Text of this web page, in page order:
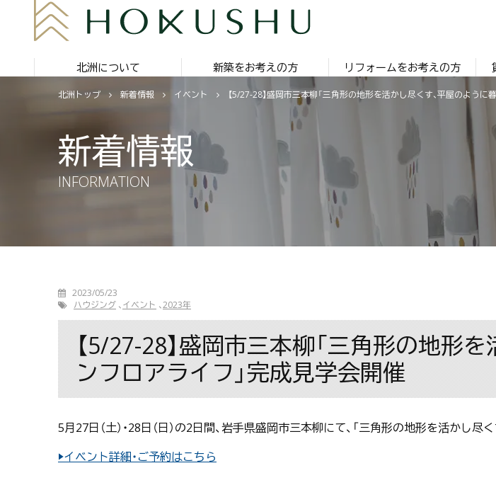
北洲について 新築をお考えの方 リフォームをお考えの方
北洲トップ 新着情報 イベント 【5/27-28】盛岡市三本柳「三角形の地形を活かし尽くす、平屋のよう
新着情報
INFORMATION
2023/05/23
ハウジング イベント 2023年
【5/27-28】盛岡市三本柳「三角形の地形
ンフロアライフ」完成見学会開催
5月27日（土）・28日（日）の2日間、岩手県盛岡市三本柳にて、「三角形の地形を活か
▶イベント詳細・ご予約はこちら